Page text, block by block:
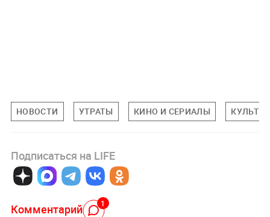
НОВОСТИ УТРАТЫ КИНО И СЕРИАЛЫ
Подписаться на LIFE
Комментарий 1